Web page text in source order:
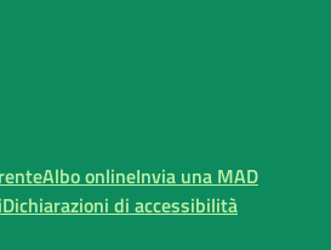
Albo onlineInvia una MAD
Dichiarazioni di accessibilità